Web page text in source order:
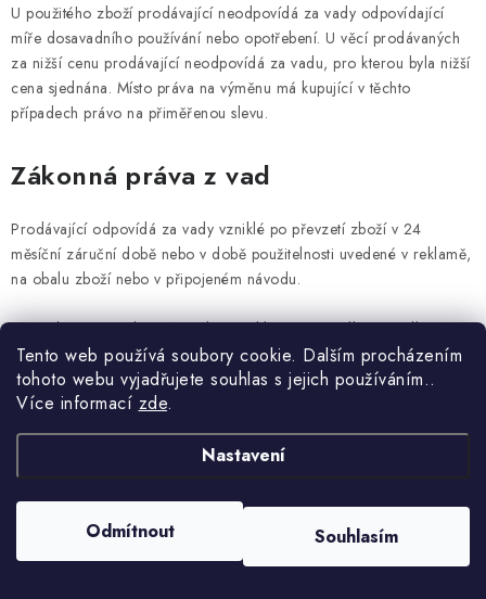
Tento web používá soubory cookie. Dalším procházením
tohoto webu vyjadřujete souhlas s jejich používáním..
Více informací zde.
Nastavení
Odmítnout Souhlasím
U použitého zboží prodávající neodpovídá za vady odpovídající
míře dosavadního používání nebo opotřebení. U věcí prodávaných
za nižší cenu prodávající neodpovídá za vadu, pro kterou byla nižší
cena sjednána. Místo práva na výměnu má kupující v těchto
případech právo na přiměřenou slevu.
Zákonná práva z vad
Prodávající odpovídá za vady vzniklé po převzetí zboží v 24
měsíční záruční době nebo v době použitelnosti uvedené v reklamě,
na obalu zboží nebo v připojeném návodu.
V této lhůtě může kupující uplatnit reklamaci a podle své volby
požadovatu vady, která znamená podstatné porušení
smlouvy(bez ohledu na to, jde-li o vadu odstranitelnou či
neodstranitelnou):
odstranění vady dodáním nové věci bez vady nebo dodáním
bezplatné odstranění vady opravou;
přiměřenou slevu z kupní ceny; nebo